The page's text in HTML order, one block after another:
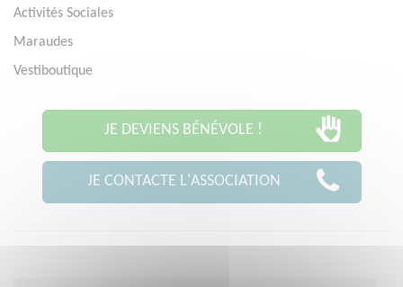
Activités Sociales
Maraudes
Vestiboutique
JE DEVIENS BÉNÉVOLE !
JE CONTACTE L'ASSOCIATION